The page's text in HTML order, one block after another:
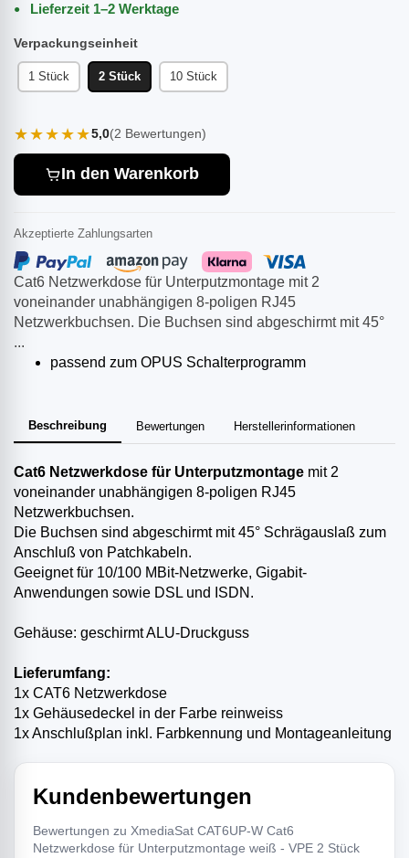
Cat6 Netzwerkdose für Unterputzmontage mit 2
voneinander unabhängigen 8-poligen RJ45
Netzwerkbuchsen. Die Buchsen sind abgeschirmt mit 45°
...
passend zum OPUS Schalterprogramm
Beschreibung Bewertungen Herstellerinformationen
Cat6 Netzwerkdose für Unterputzmontage mit 2
voneinander unabhängigen 8-poligen RJ45
Netzwerkbuchsen.
Die Buchsen sind abgeschirmt mit 45° Schrägauslaß zum
Anschluß von Patchkabeln.
Geeignet für 10/100 MBit-Netzwerke, Gigabit-
Anwendungen sowie DSL und ISDN.
Gehäuse: geschirmt ALU-Druckguss
Lieferumfang:
1x CAT6 Netzwerkdose
1x Gehäusedeckel in der Farbe reinweiss
1x Anschlußplan inkl. Farbkennung und Montageanleitung
Kundenbewertungen
Bewertungen zu XmediaSat CAT6UP-W Cat6
Netzwerkdose für Unterputzmontage weiß - VPE 2 Stück
Lieferzeit 1–2 Werktage
Verpackungseinheit
1 Stück 2 Stück 10 Stück
★★★★★5,0(2 Bewertungen)
In den Warenkorb
Akzeptierte Zahlungsarten